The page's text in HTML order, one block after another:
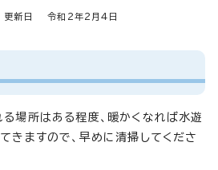
更新日 令和2年2月4日
場所はある程度、暖かくなれば水遊
きますので、早めに清掃してくださ